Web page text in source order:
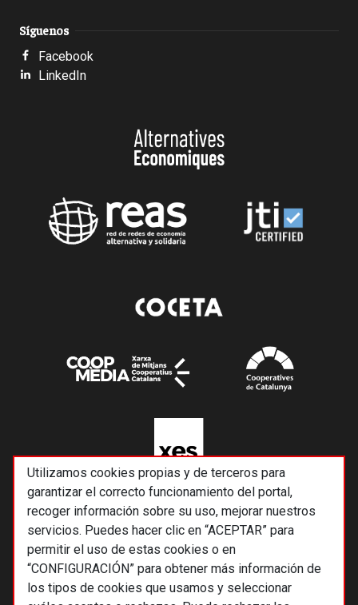
Utilizamos cookies propias y de terceros para
garantizar el correcto funcionamiento del portal,
recoger información sobre su uso, mejorar nuestros
servicios. Puedes hacer clic en “ACEPTAR” para
permitir el uso de estas cookies o en
“CONFIGURACIÓN” para obtener más información de
los tipos de cookies que usamos y seleccionar
Síguenos
Facebook
LinkedIn